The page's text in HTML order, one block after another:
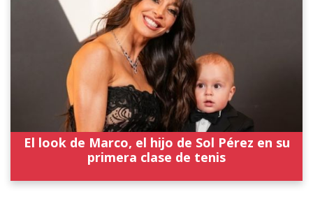
El look de Marco, el hijo de Sol Pérez en su
primera clase de tenis